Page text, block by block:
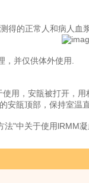
得的正常人和病人血
，并仅供体外使用.
使用，安瓿被打开，
安瓿顶部，保持室温
"中关于使用lRMM凝
个月，直至使用